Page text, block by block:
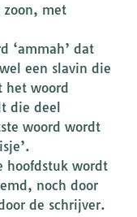
met
‘ammah’ dat
een slavin die
het woord
die deel
woord wordt
hoofdstuk wordt
noch door
de schrijver.